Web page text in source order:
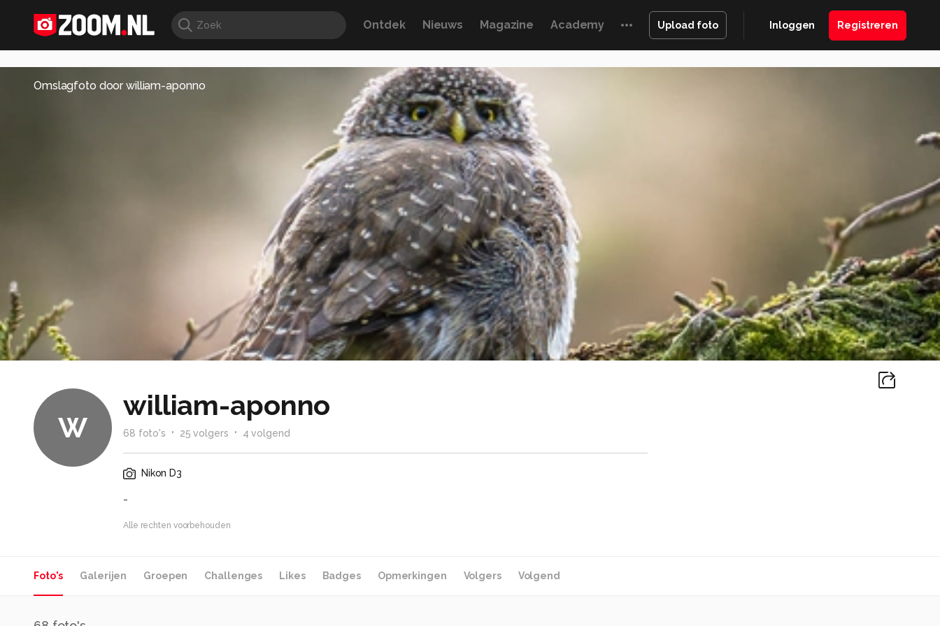
Ontdek Nieuws Magazine Academy Upload foto Inloggen Registreren
Omslagfoto doorwilliam-aponno
W
william-aponno
68 foto's 25 volgers 4 volgend
Nikon D3
-
Alle rechten voorbehouden
Foto's Galerijen Groepen Challenges Likes Badges Opmerkingen Volgers Volgend